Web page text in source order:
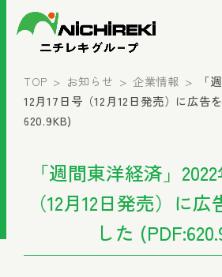
TOP お知らせ 企業情報
「
12月17日号（12月12日発売）に広告
620.9KB)
「週間東洋経済」
（12月12日発売）に
した